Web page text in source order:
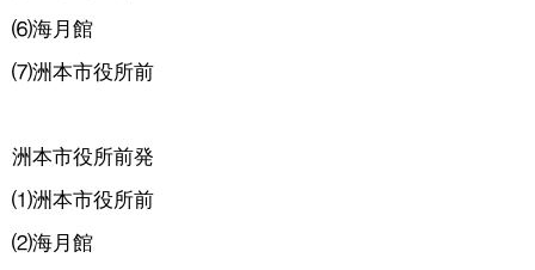
⑹海月館
⑺洲本市役所前
洲本市役所前発
⑴洲本市役所前
⑵海月館